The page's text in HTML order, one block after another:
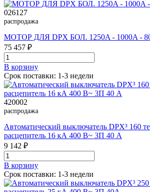
026127
распродажа
МОТОР ДЛЯ DPX БОЛ. 1250A - 1000A -
75 457 ₽
В корзинy
Срок поставки: 1-3 недели
420002
распродажа
Автоматический выключатель DPX³ 160
расцепитель 16 кА 400 В~ 3П 40 А
9 142 ₽
В корзинy
Срок поставки: 1-3 недели